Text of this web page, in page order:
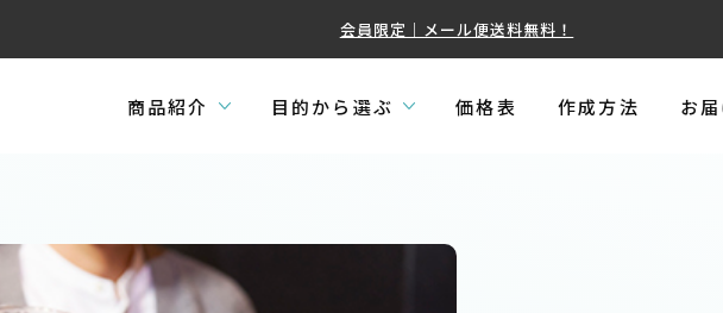
会員限定｜メール便送料無料！
商品紹介 目的から選ぶ 価格表 作成方法 お